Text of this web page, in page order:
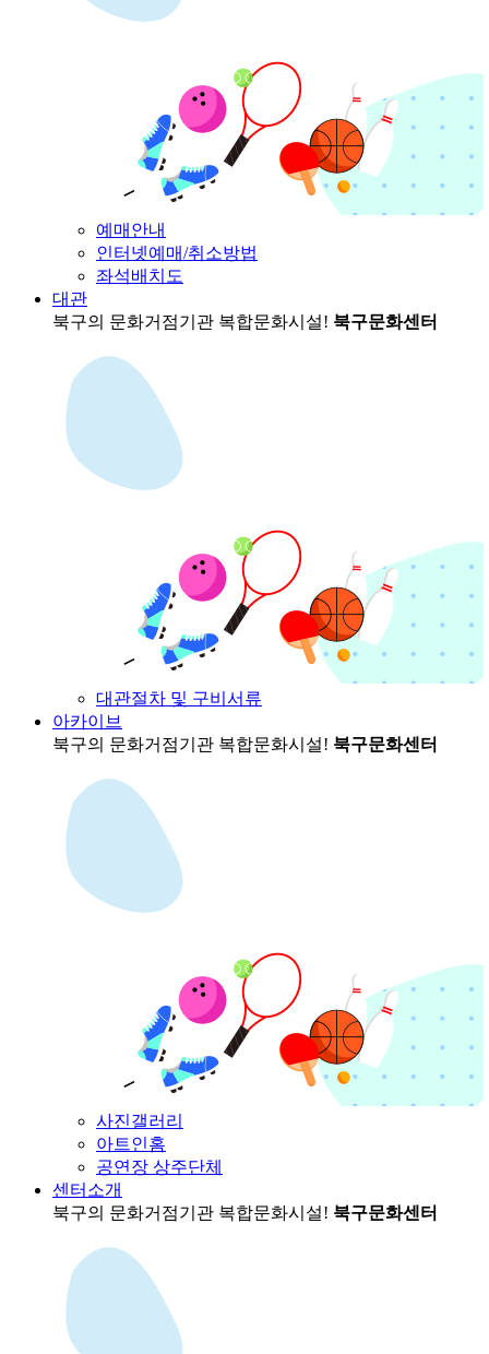
예매안내
인터넷예매/취소방법
좌석배치도
대관
북구의 문화거점기관 복합문화시설! 북구문화센터
대관절차 및 구비서류
아카이브
북구의 문화거점기관 복합문화시설! 북구문화센터
사진갤러리
아트인홈
공연장 상주단체
센터소개
북구의 문화거점기관 복합문화시설! 북구문화센터